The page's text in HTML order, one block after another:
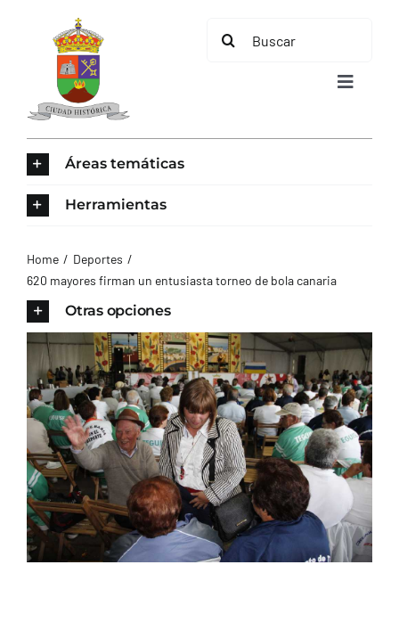
contenido
Buscar:
Toggle
AYUNTAMIENTO
TURISMO
CONTACTO
Áreas temáticas
Herramientas
Home
Deportes
620 mayores firman un entusiasta torneo de bola canaria
Otras opciones